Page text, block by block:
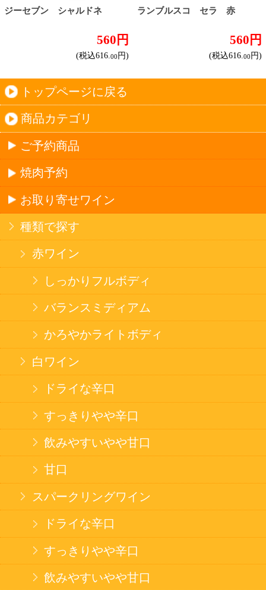
カートに入れる
©Secoma Company, Ltd. 2016 All rights reserved.
20歳未満の方の酒類の購入や、飲酒は法律で禁
はお受けできません。
また、酒類を受取に来られた方が20歳未満の場
合は、酒類のお渡しをお断りしております。
表示：スマートフォン｜
このサイトは、企業の実在証明と通信の暗号化
のため、サイバートラストのサーバ証明書を導
入しています。
Trusted Webシールをクリックして、検証結果を
ご確認いただけます。